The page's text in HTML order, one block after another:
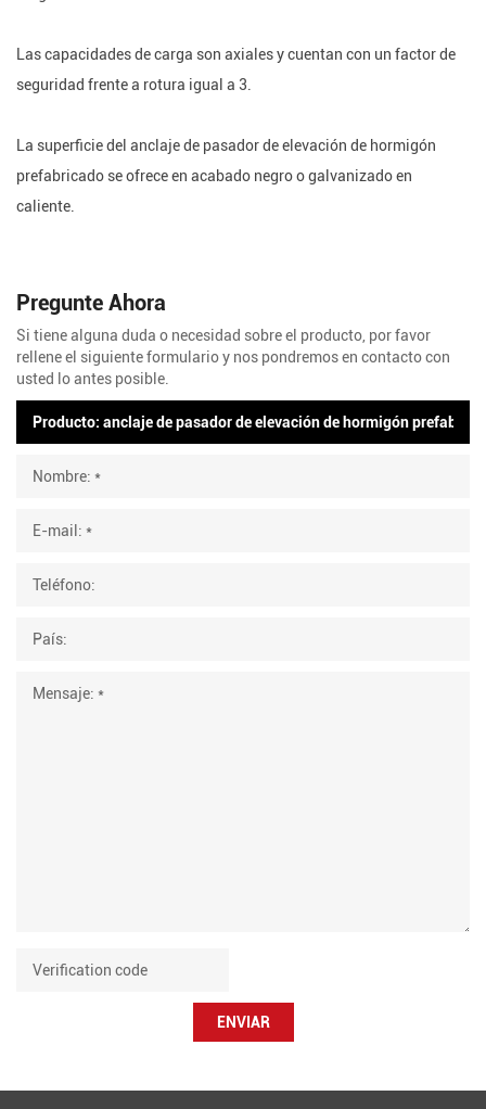
Las capacidades de carga son axiales y cuentan con un factor de
seguridad frente a rotura igual a 3.
La superficie del anclaje de pasador de elevación de hormigón
prefabricado se ofrece en acabado negro o galvanizado en
caliente.
Pregunte Ahora
Si tiene alguna duda o necesidad sobre el producto, por favor
rellene el siguiente formulario y nos pondremos en contacto con
usted lo antes posible.
ENVIAR